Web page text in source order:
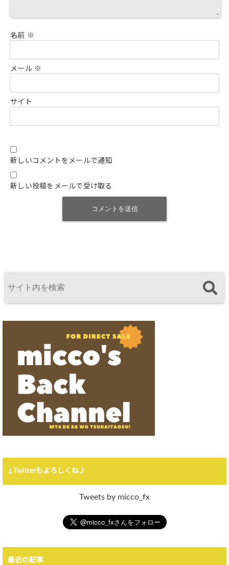
名前 ※
メール ※
サイト
新しいコメントをメールで通知
新しい投稿をメールで受け取る
↓Twitterもよろしくね♪
Tweets by micco_fx
最近の記事